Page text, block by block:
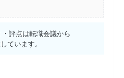
評点は転職会議から
ています。